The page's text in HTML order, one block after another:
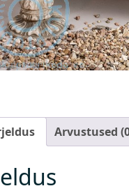
Arvustused